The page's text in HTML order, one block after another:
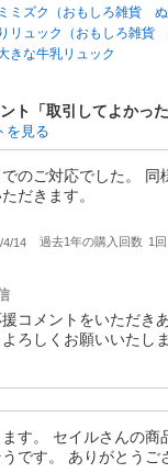
ミズク（おもしろ雑貨 ぬ
リュック（おもしろ雑貨
な牛乳リュック
ト「取引してよかった
を見る
のご対応でした。 同
だきます。
4/14 過去1年の購入回数 1回
コメントをいただき
ろしくお願いいたしま
す。 セイルさんの商
です。 ありがとうご